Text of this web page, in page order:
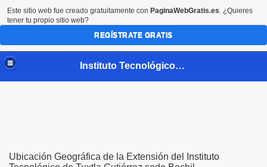
Instituto Tecnológico de Tuxtla Gutiérrez extensión Bochil
Ubicación Geográfica de la Extensión del Instituto
Este sitio web fue creado gratuitamente con PaginaWebGratis.es. ¿Quieres
tener tu propio sitio web?
REGÍSTRATE GRATIS